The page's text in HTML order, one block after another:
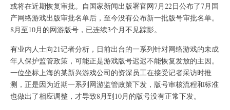
或将在近期恢复审批。自国家新闻出版署官网7月22日公布了7月国
产网络游戏出版审批名单后，至今没有公布新一批版号审批名单。
8月至10月的网游版号，已连续3个月不见踪影。
有业内人士向21记者分析，日前出台的一系列针对网络游戏的未成
年人保护监管政策，可能正是游戏版号迟迟不能恢复发放的主因。
一位坐标上海的某新兴游戏公司的资深员工在接受记者采访时推
测，正是因为近期一系列网游监管政策下发，版号审核流程和标准
也做出了相应调整，才导致8月到10月的版号没有正常下发。